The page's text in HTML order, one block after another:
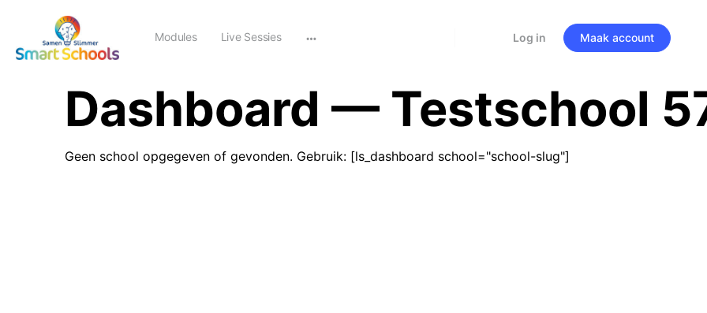
Modules Live Sessies Log in Maak account
Dashboard — Testschool
Geen school opgegeven of gevonden. Gebruik: [ls_dashboard school="school-slug"]